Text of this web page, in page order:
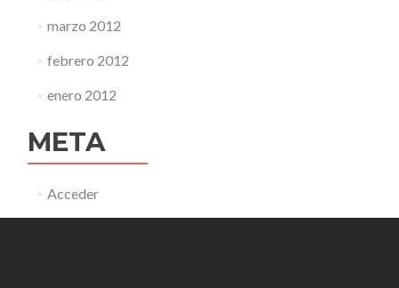
marzo 2012
febrero 2012
enero 2012
META
Acceder